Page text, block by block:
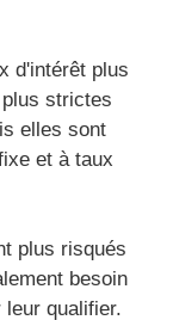
d'intérêt plus
strictes
elles sont
et à taux
plus risqués
besoin
qualifier.